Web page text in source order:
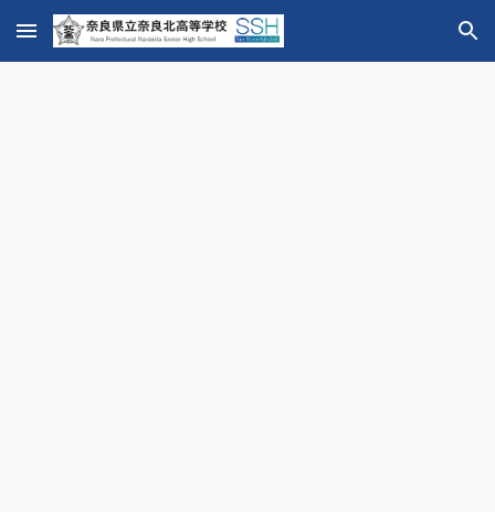
Skip to main content Skip to navigation